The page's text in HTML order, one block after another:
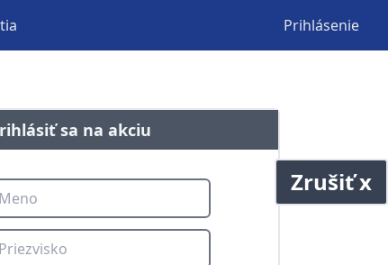
Prihlásenie
Zrušiť x
sa na akciu